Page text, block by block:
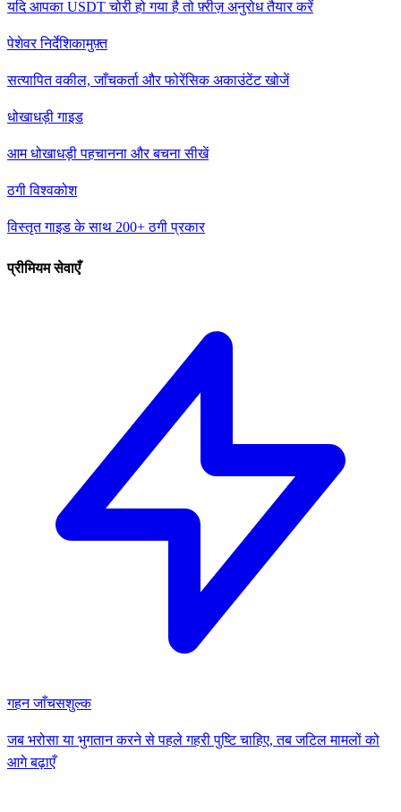
यदि आपका USDT चोरी हो गया है तो फ़्रीज़ अनुरोध तैयार करें
पेशेवर निर्देशिकामुफ़्त
सत्यापित वकील, जाँचकर्ता और फोरेंसिक अकाउंटेंट खोजें
धोखाधड़ी गाइड
आम धोखाधड़ी पहचानना और बचना सीखें
ठगी विश्वकोश
विस्तृत गाइड के साथ 200+ ठगी प्रकार
प्रीमियम सेवाएँ
गहन जाँचसशुल्क
जब भरोसा या भुगतान करने से पहले गहरी पुष्टि चाहिए, तब जटिल मामलों को
आगे बढ़ाएँ